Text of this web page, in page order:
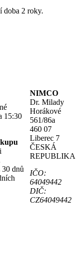
doba 2 roky.
15:30
dnů
NIMCO
Dr. Milady
Horákové
561/86a
460 07
Liberec 7
ČESKÁ
REPUBLIKA
IČO:
64049442
DIČ:
CZ64049442